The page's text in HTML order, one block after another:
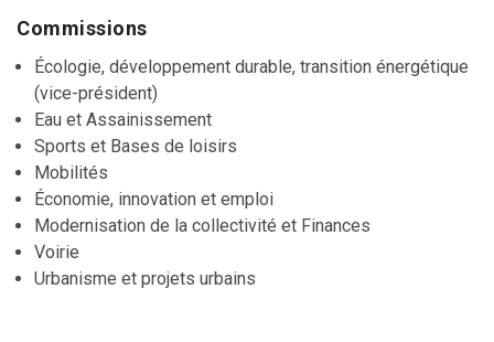
Commissions
Écologie, développement durable, transition énergétique
(vice-président)
Eau et Assainissement
Sports et Bases de loisirs
Mobilités
Économie, innovation et emploi
Modernisation de la collectivité et Finances
Voirie
Urbanisme et projets urbains